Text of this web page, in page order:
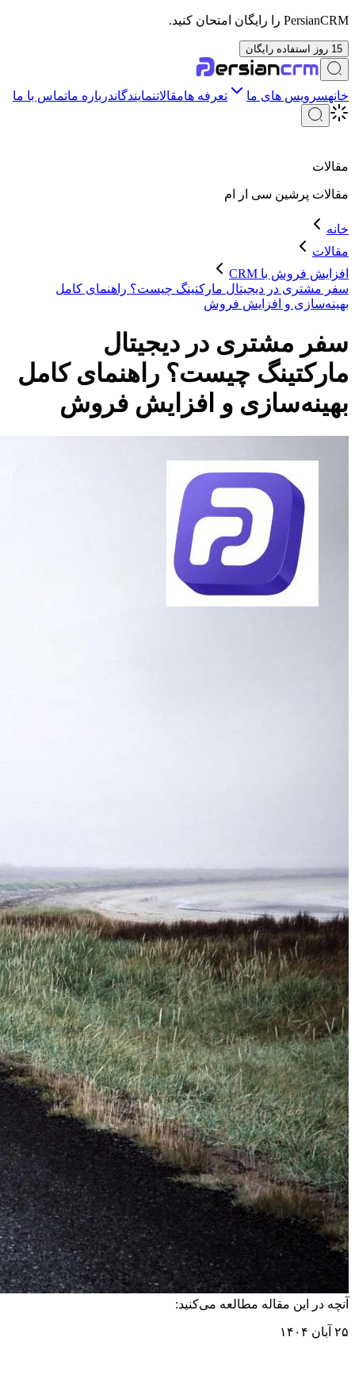
PersianCRM را رایگان امتحان کنید.
15 روز استفاده رایگان
خانهسرویس های ما تعرفه هامقالاتنمایندگاندرباره ماتماس با ما
مقالات
مقالات پرشین سی ار ام
خانه
مقالات
افزایش فروش با CRM
سفر مشتری در دیجیتال مارکتینگ چیست؟ راهنمای کامل
بهینه‌سازی و افزایش فروش
سفر مشتری در دیجیتال
مارکتینگ چیست؟ راهنمای کامل
بهینه‌سازی و افزایش فروش
آنچه در این مقاله مطالعه می‌کنید:
۲۵ آبان ۱۴۰۴